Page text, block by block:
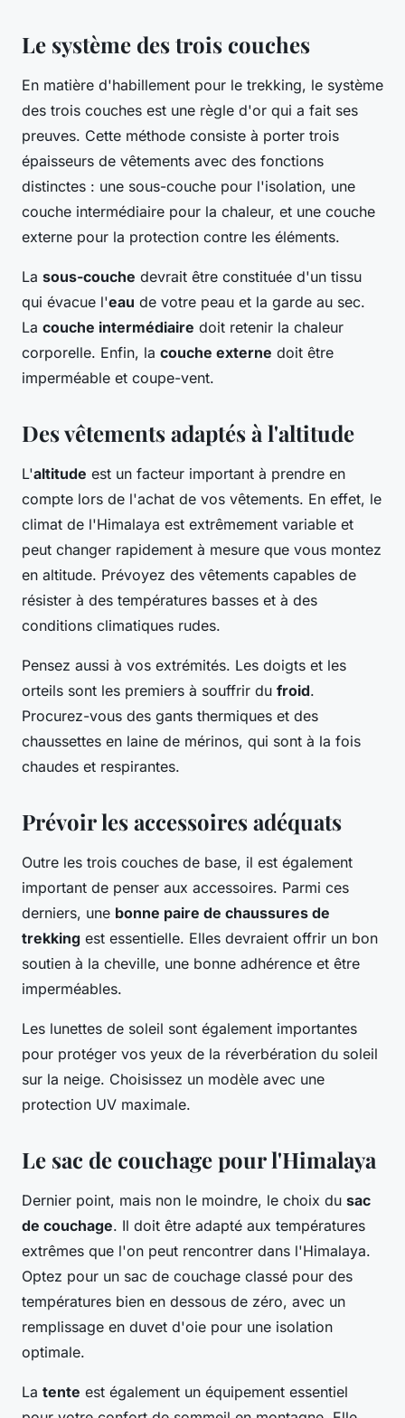
Le système des trois couches
En matière d'habillement pour le trekking, le système
des trois couches est une règle d'or qui a fait ses
preuves. Cette méthode consiste à porter trois
épaisseurs de vêtements avec des fonctions
distinctes : une sous-couche pour l'isolation, une
couche intermédiaire pour la chaleur, et une couche
externe pour la protection contre les éléments.
La sous-couche devrait être constituée d'un tissu
qui évacue l'eau de votre peau et la garde au sec.
La couche intermédiaire doit retenir la chaleur
corporelle. Enfin, la couche externe doit être
imperméable et coupe-vent.
Des vêtements adaptés à l'altitude
L'altitude est un facteur important à prendre en
compte lors de l'achat de vos vêtements. En effet, le
climat de l'Himalaya est extrêmement variable et
peut changer rapidement à mesure que vous montez
en altitude. Prévoyez des vêtements capables de
résister à des températures basses et à des
conditions climatiques rudes.
Pensez aussi à vos extrémités. Les doigts et les
orteils sont les premiers à souffrir du froid.
Procurez-vous des gants thermiques et des
chaussettes en laine de mérinos, qui sont à la fois
chaudes et respirantes.
Prévoir les accessoires adéquats
Outre les trois couches de base, il est également
important de penser aux accessoires. Parmi ces
derniers, une bonne paire de chaussures de
trekking est essentielle. Elles devraient offrir un bon
soutien à la cheville, une bonne adhérence et être
imperméables.
Les lunettes de soleil sont également importantes
pour protéger vos yeux de la réverbération du soleil
sur la neige. Choisissez un modèle avec une
protection UV maximale.
Le sac de couchage pour l'Himalaya
Dernier point, mais non le moindre, le choix du sac
de couchage. Il doit être adapté aux températures
extrêmes que l'on peut rencontrer dans l'Himalaya.
Optez pour un sac de couchage classé pour des
températures bien en dessous de zéro, avec un
remplissage en duvet d'oie pour une isolation
optimale.
La tente est également un équipement essentiel